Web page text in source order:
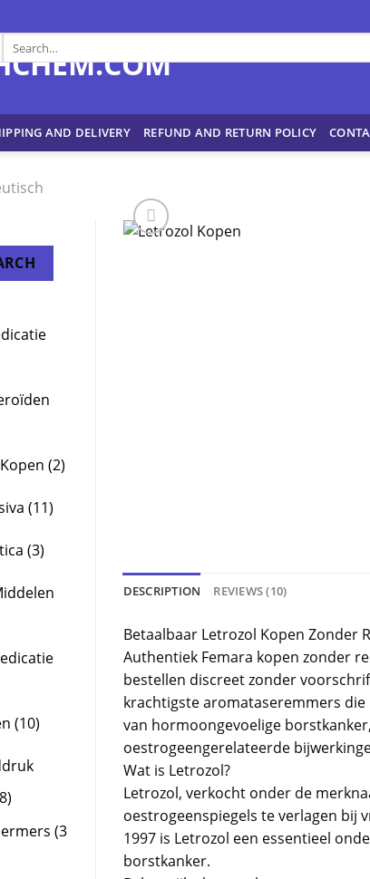
for:
AND DELIVERY REFUND AND RETURN POLICY
22
products
1111
products
33
products
1010
products
88
3
DESCRIPTION REVIEWS (10)
Betaalbaar Letrozol Kopen Zonder
Authentiek Femara kopen zonder
bestellen discreet zonder
krachtigste aromataseremmers
van hormoongevoelige
oestrogeengerelateerde
Wat is Letrozol?
Letrozol, verkocht onder de
oestrogeenspiegels te verlagen bij
1997 is Letrozol een essentieel
borstkanker.